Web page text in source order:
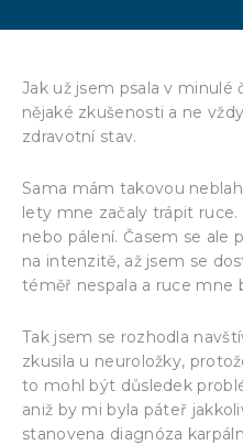
Jak už jsem psala v minulé
nějaké zkušenosti a ne
zdravotní stav.
Sama mám takovou
lety mne začaly trápit
nebo pálení. Časem se ale
na intenzitě, až jsem se
téměř nespala a ruce mne
Tak jsem se rozhodla
zkusila u neuroložky,
to mohl být důsledek
aniž by mi byla páteř
stanovena diagnóza